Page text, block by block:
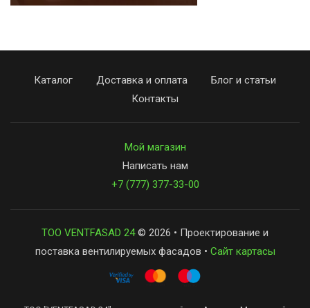
Каталог Доставка и оплата
Блог и статьи
Контакты
Мой магазин
Написать нам
+7 (777) 377-33-00
ТОО VENTFASAD 24© 2026 • Проектирование и
поставка вентилируемых фасадов • Сайт картасы